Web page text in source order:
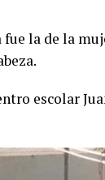
la de la
escolar